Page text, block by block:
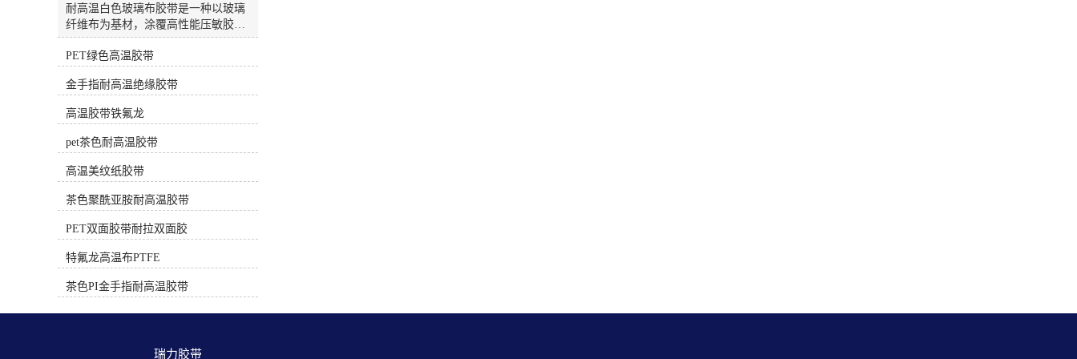
高温，正确使用不留胶）PET绿色/白
色高温胶带材质：绿色或白色聚酯薄
膜。耐温性：约 130°C - 180°C。特
点：绝缘性好，有一定韧性。电子电
带）采用耐高温胶水，在额定温度和
时间下使用后撕除，一般不留残胶。
常用于电路板遮蔽、线圈绝缘、较温
和的焊接保护。三、 遮蔽保护专用
（中低温，专用配方）耐高温美纹纸
胶带材质：皱纹纸+特殊耐高温胶
水。耐温性：根据等级不同，80°C -
220°C 不等。特点：专为喷涂、烤
高温美纹纸胶带（如汽车喷涂级） 在
明）内使用，撕下后不应留残胶。时
间过长或超温使用会导致残胶。应
用：汽车喷漆、家具烤漆、玻璃/陶瓷
喷涂分色。选择与使用核心建议明确
耐高温白色玻璃布胶带是一种以玻璃
纤维布为基材，涂覆高性能压敏胶
（通常为硅胶）的特种胶带。因其出
色的耐热性、绝缘性和机械强度，被
高端工业领域。🔥 核心特性这类胶带
的核心优势在于能承受远超普通胶带
的高温，并提供卓越的物理保护。卓
越的耐温性：这是其较核心的特性。
多数产品可长期耐受200℃的高温，
短期甚至可承受260℃的极端温度。
部分高性能型号，如3M™ 361，能耐
受高达450°F（约232℃） 的温度，间
高。优异的机械强度：玻璃纤维布基
材提供了极高的抗拉强度和耐撕裂
性。例如，日东P-212的抗拉强度可达
323 N/10mm，能有效抵抗磨损和物理
损伤。可靠的电气绝缘性：作为H级
耐热绝缘材料，它具备良好的介电强
东ST-HG-T(R)的击穿电压可达4.5
PET绿色高温胶带
金手指耐高温绝缘胶带
高温胶带铁氟龙
pet茶色耐高温胶带
高温美纹纸胶带
茶色聚酰亚胺耐高温胶带
PET双面胶带耐拉双面胶
特氟龙高温布PTFE
茶色PI金手指耐高温胶带
瑞力胶带